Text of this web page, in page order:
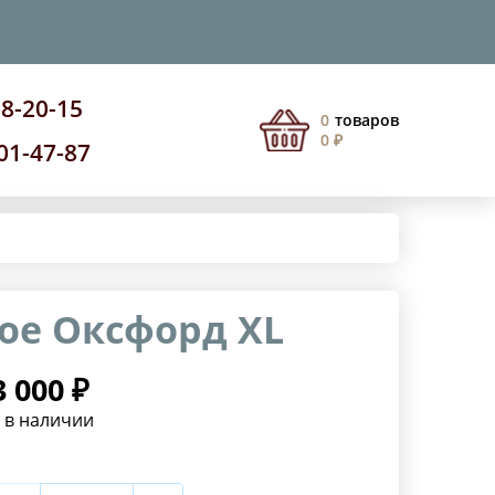
20-15
47-87
0 товаров
0 ₽
Оксфорд XL
000 ₽
в наличии